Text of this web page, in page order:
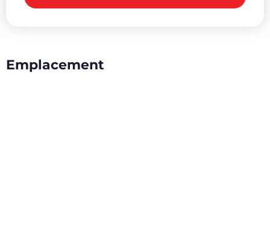
Emplacement